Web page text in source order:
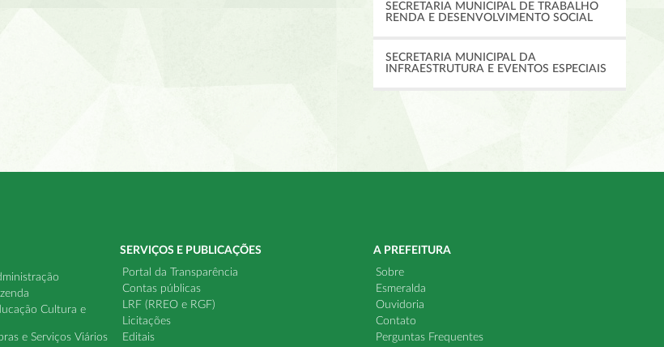
SECRETARIA MUNICIPAL DE TRABALHO
RENDA E DESENVOLVIMENTO SOCIAL
SECRETARIA MUNICIPAL DA
INFRAESTRUTURA E EVENTOS ESPECIAIS
Cultura e
e Serviços Viários
SERVIÇOS E PUBLICAÇÕES
Portal da Transparência
Contas públicas
LRF (RREO e RGF)
Licitações
Editais
A PREFEITURA
Sobre
Esmeralda
Ouvidoria
Contato
Perguntas Frequentes